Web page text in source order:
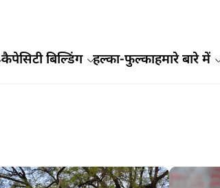
कैपेसिटी बिल्डिंग हल्का-फुल्काहमारे बारे में